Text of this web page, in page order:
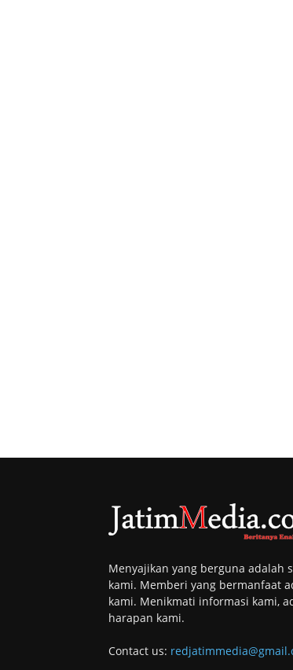
Menyajikan yang berguna adalah
kami. Memberi yang bermanfaat
kami. Menikmati informasi kami,
harapan kami.
Contact us: